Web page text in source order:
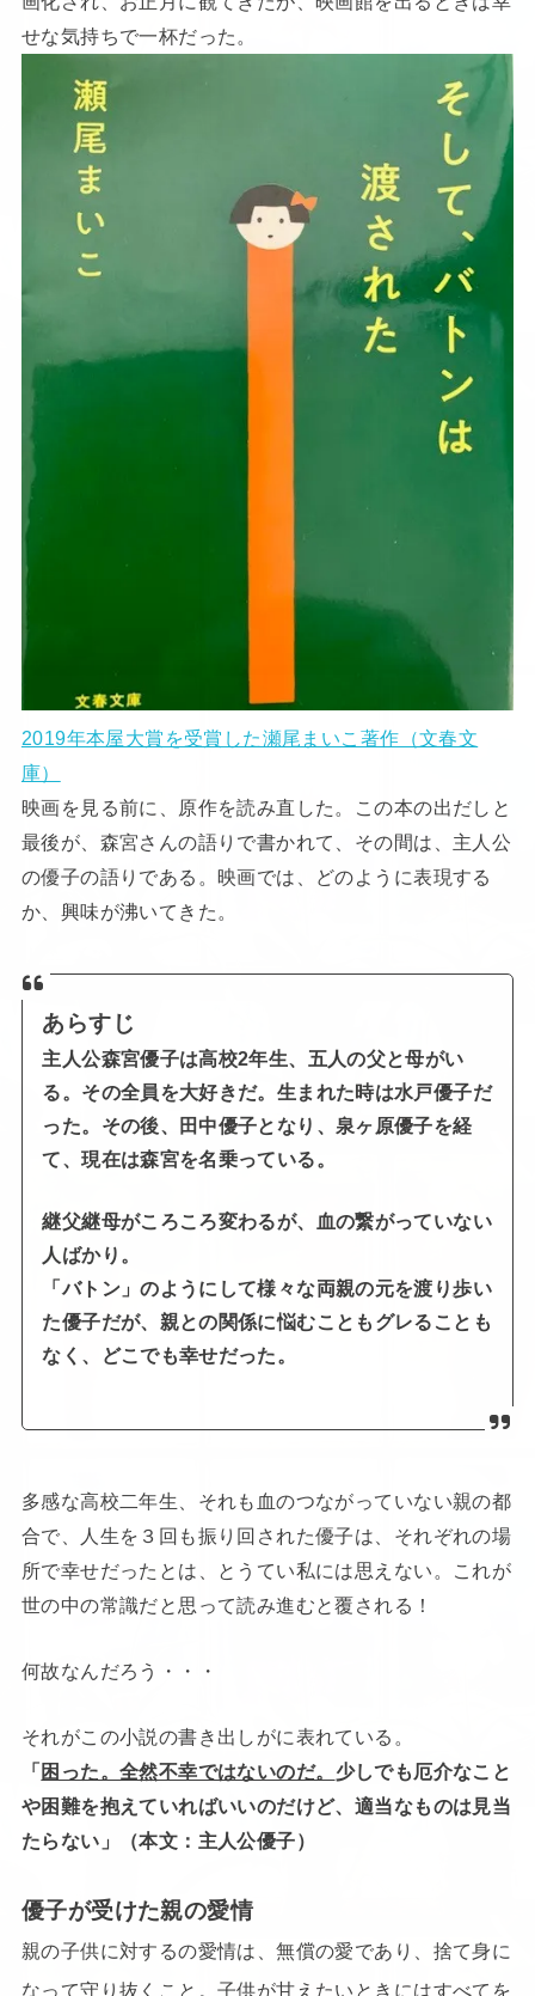
せな気持ちで一杯だった。
2019年本屋大賞を受賞した瀬尾まいこ著作（文春文
庫）
映画を見る前に、原作を読み直した。この本の出だしと
最後が、森宮さんの語りで書かれて、その間は、主人公
の優子の語りである。映画では、どのように表現する
か、興味が沸いてきた。
あらすじ
主人公森宮優子は高校2年生、五人の父と母がい
る。その全員を大好きだ。生まれた時は水戸優子だ
った。その後、田中優子となり、泉ヶ原優子を経
て、現在は森宮を名乗っている。
継父継母がころころ変わるが、血の繋がっていない
人ばかり。
「バトン」のようにして様々な両親の元を渡り歩い
た優子だが、親との関係に悩むこともグレることも
なく、どこでも幸せだった。
多感な高校二年生、それも血のつながっていない親の都
合で、人生を３回も振り回された優子は、それぞれの場
所で幸せだったとは、とうてい私には思えない。これが
世の中の常識だと思って読み進むと覆される！
何故なんだろう・・・
それがこの小説の書き出しがに表れている。
「 困った。全然不幸ではないのだ。 少しでも厄介なこと
や困難を抱えていればいいのだけど、適当なものは見当
たらない」（本文：主人公優子）
優子が受けた親の愛情
親の子供に対するの愛情は、無償の愛であり、捨て身に
なって守り抜くこと。子供が甘えたいときにはすべてを